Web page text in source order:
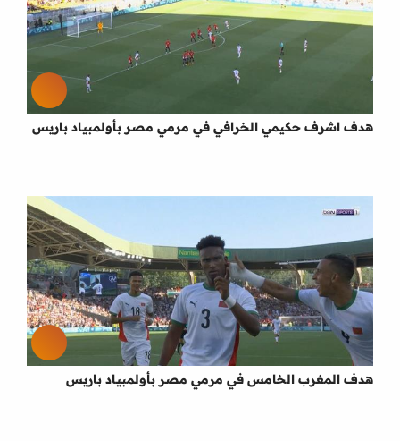
هدف اشرف حكيمي الخرافي في مرمي مصر بأولمبياد باريس
هدف المغرب الخامس في مرمي مصر بأولمبياد باريس